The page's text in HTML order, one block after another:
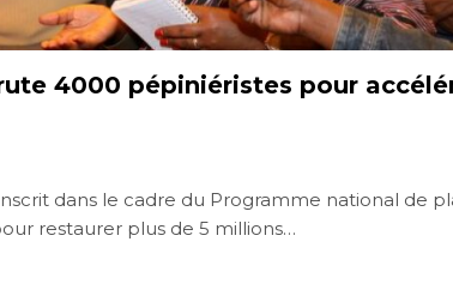
4000 pépiniéristes pour
dans le cadre du Programme national de
restaurer plus de 5 millions…